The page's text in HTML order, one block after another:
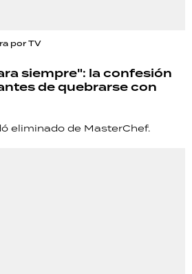
por TV
siempre": la confesión
de quebrarse con
eliminado de MasterChef.